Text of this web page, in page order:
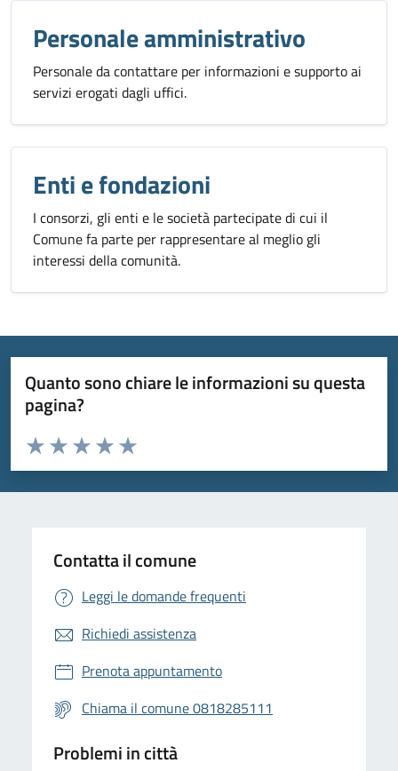
Personale amministrativo
Personale da contattare per informazioni e supporto ai
servizi erogati dagli uffici.
Enti e fondazioni
I consorzi, gli enti e le società partecipate di cui il
Comune fa parte per rappresentare al meglio gli
interessi della comunità.
Quanto sono chiare le informazioni su questa
pagina?
Valuta da 1 a 5 stelle la pagina
Valuta 5 stelle su 5
Valuta 4 stelle su 5
Valuta 3 stelle su 5
Valuta 2 stelle su 5
Valuta 1 stelle su 5
Contatta il comune
Leggi le domande frequenti
Richiedi assistenza
Prenota appuntamento
Chiama il comune 0818285111
Problemi in città